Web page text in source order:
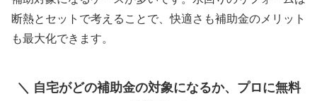
断熱とセットで考えることで、快適さも補助金のメリット
も最大化できます。
＼ 自宅がどの補助金の対象になるか、プロに無料